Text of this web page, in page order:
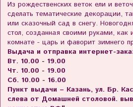
Из рождественских веток ели и
сделать тематические декорации,
или сказочный сад в снегу.
стол, созданная своими руками, как
комнате - царь и фаворит зимнего
Выдача и отправка интернет-
Вт. 10.00 - 19.00
Чт. 10.00 - 19.00
Сб. 10.00 - 16.00
Пункт выдачи – Казань, ул. Бр.
слева от Домашней столовой.